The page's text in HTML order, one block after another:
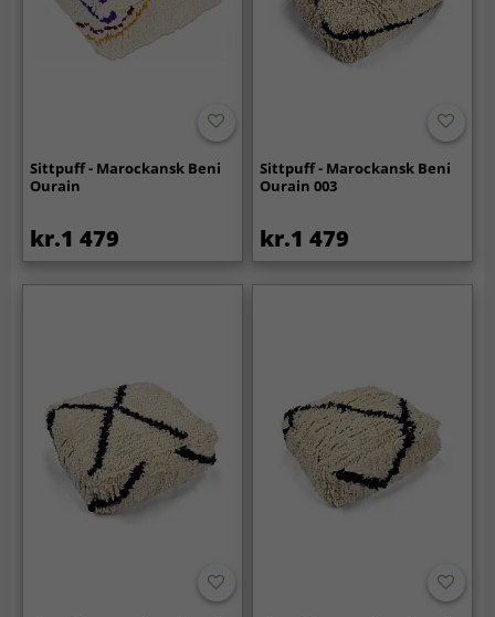
Sittpuff - Marockansk Beni
Ourain
kr.1 479
Sittpuff - Marockansk Beni
Ourain 003
kr.1 479